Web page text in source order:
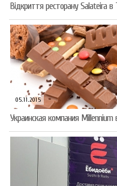
Відкриття ресторану Salateirа в
05.11.2015
Украинская компания